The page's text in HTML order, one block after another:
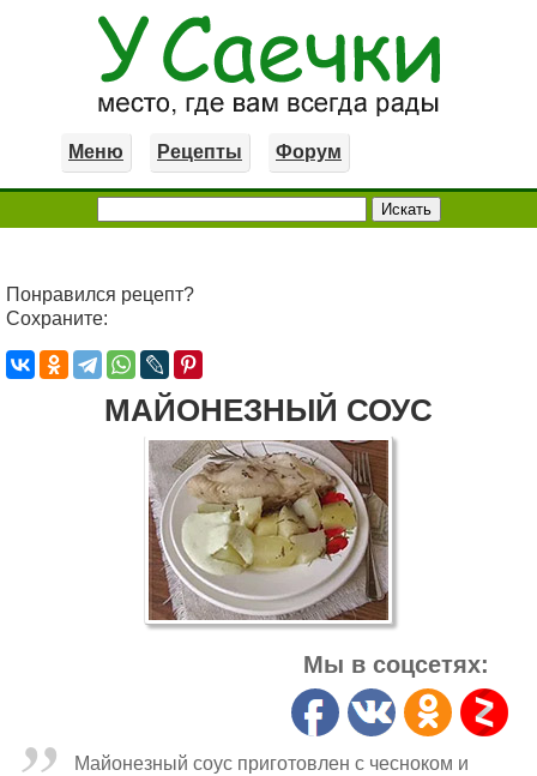
Меню Рецепты Форум
Понравился рецепт?
Сохраните:
МАЙОНЕЗНЫЙ СОУС
Мы в соцсетях:
Майонезный соус приготовлен с чесноком и